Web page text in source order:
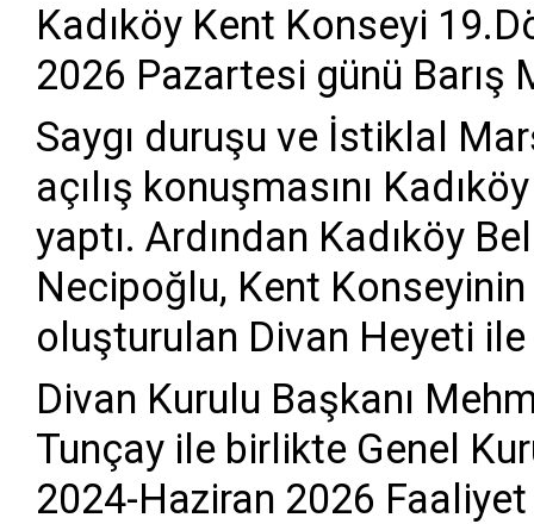
Kadıköy Kent Konseyi
2026 Pazartesi günü
Saygı duruşu ve İstiklal
açılış konuşmasını
yaptı. Ardından Kadıköy
Necipoğlu, Kent
oluşturulan Divan Heyeti
Divan Kurulu Başkanı
Tunçay ile birlikte Genel
2024-Haziran 2026 Faaliyet